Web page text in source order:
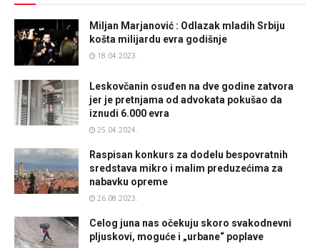
Miljan Marjanović : Odlazak mladih Srbiju
košta milijardu evra godišnje
18.04.2023.
Leskovčanin osuđen na dve godine zatvora
jer je pretnjama od advokata pokušao da
iznudi 6.000 evra
25.04.2024.
Raspisan konkurs za dodelu bespovratnih
sredstava mikro i malim preduzećima za
nabavku opreme
26.08.2023.
Celog juna nas očekuju skoro svakodnevni
pljuskovi, moguće i „urbane“ poplave